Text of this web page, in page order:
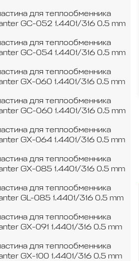
для теплообменника
GC-052 1.4401/316 0.5 mm
для теплообменника
GC-054 1.4401/316 0.5 mm
для теплообменника
GX-060 1.4401/316 0.5 mm
для теплообменника
GC-060 1.4401/316 0.5 mm
для теплообменника
GX-064 1.4401/316 0.5 mm
для теплообменника
GX-085 1.4401/316 0.5 mm
для теплообменника
GL-085 1.4401/316 0.5 mm
для теплообменника
GX-091 1.4401/316 0.5 mm
для теплообменника
GX-100 1.4401/316 0.5 mm